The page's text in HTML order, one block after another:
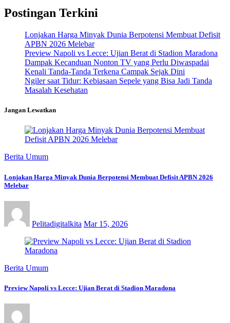
Postingan Terkini
Lonjakan Harga Minyak Dunia Berpotensi Membuat Defisit
APBN 2026 Melebar
Preview Napoli vs Lecce: Ujian Berat di Stadion Maradona
Dampak Kecanduan Nonton TV yang Perlu Diwaspadai
Kenali Tanda-Tanda Terkena Campak Sejak Dini
Ngiler saat Tidur: Kebiasaan Sepele yang Bisa Jadi Tanda
Masalah Kesehatan
Jangan Lewatkan
Berita Umum
Lonjakan Harga Minyak Dunia Berpotensi Membuat Defisit APBN 2026
Melebar
Pelitadigitalkita Mar 15, 2026
Berita Umum
Preview Napoli vs Lecce: Ujian Berat di Stadion Maradona